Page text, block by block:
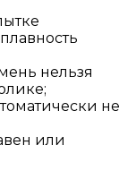
нельзя
не
или